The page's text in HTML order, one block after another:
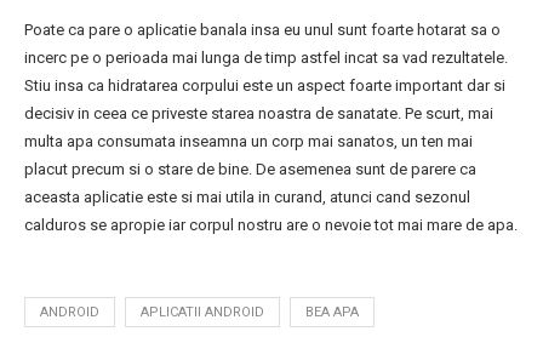
Poate ca pare o aplicatie banala insa eu unul sunt foarte hotarat sa o
incerc pe o perioada mai lunga de timp astfel incat sa vad rezultatele.
Stiu insa ca hidratarea corpului este un aspect foarte important dar si
decisiv in ceea ce priveste starea noastra de sanatate. Pe scurt, mai
multa apa consumata inseamna un corp mai sanatos, un ten mai
placut precum si o stare de bine. De asemenea sunt de parere ca
aceasta aplicatie este si mai utila in curand, atunci cand sezonul
calduros se apropie iar corpul nostru are o nevoie tot mai mare de apa.
ANDROID APLICATII ANDROID BEA APA